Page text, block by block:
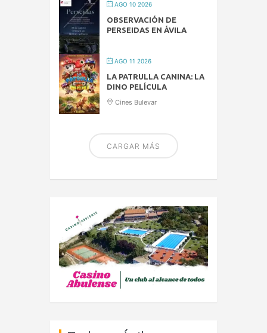
AGO 10 2026
OBSERVACIÓN DE
PERSEIDAS EN ÁVILA
AGO 11 2026
LA PATRULLA CANINA: LA
DINO PELÍCULA
Cines Bulevar
CARGAR MÁS